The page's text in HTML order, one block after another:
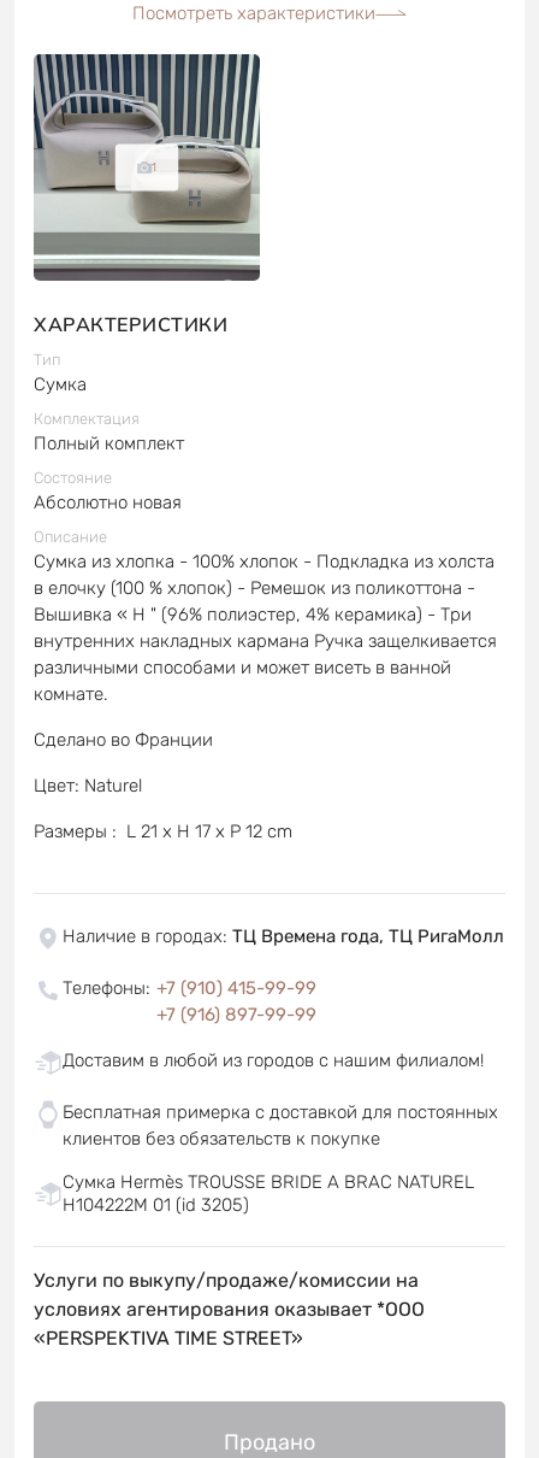
Посмотреть характеристики
1
ХАРАКТЕРИСТИКИ
Тип
Сумка
Комплектация
Полный комплект
Состояние
Абсолютно новая
Описание
Сумка из хлопка - 100% хлопок - Подкладка из холста
в елочку (100 % хлопок) - Ремешок из поликоттона -
Вышивка « H " (96% полиэстер, 4% керамика) - Три
внутренних накладных кармана Ручка защелкивается
различными способами и может висеть в ванной
комнате.
Сделано во Франции
Цвет: Naturel
Размеры : L 21 x H 17 x P 12 cm
Наличие в городах: ТЦ Времена года, ТЦ РигаМолл
Телефоны: +7 (910) 415-99-99
+7 (916) 897-99-99
Доставим в любой из городов с нашим филиалом!
Бесплатная примерка с доставкой для постоянных
клиентов без обязательств к покупке
Сумка Hermès TROUSSE BRIDE A BRAC NATUREL
H104222M 01 (id 3205)
Услуги по выкупу/продаже/комиссии на
условиях агентирования оказывает *OOO
«PERSPEKTIVA TIME STREET»
Продано